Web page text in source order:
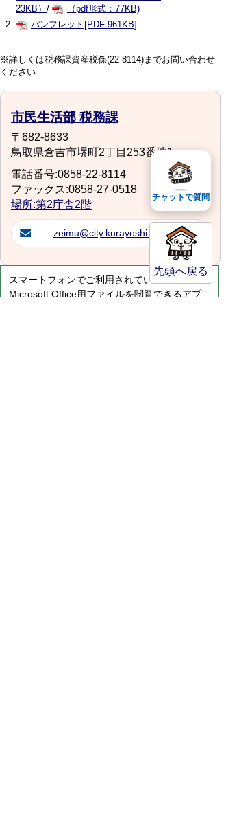
23KB） /
（pdf形式：77KB)
パンフレット[PDF:961KB]
※詳しくは税務課資産税係(22-8114)までお問い合わせ
ください
市民生活部 税務課
〒682-8633
鳥取県倉吉市堺町2丁目253番地1
電話番号:0858-22-8114
ファックス:0858-27-0518
場所:第2庁舎2階
zeimu@city.kurayoshi.lg.jp
スマートフォンでご利用されている場合、
Microsoft Office用ファイルを閲覧できるアプ
先頭へ戻る
チャットで質問